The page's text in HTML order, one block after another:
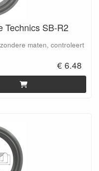
Technics SB-R2
maten, controleert
€ 6.48